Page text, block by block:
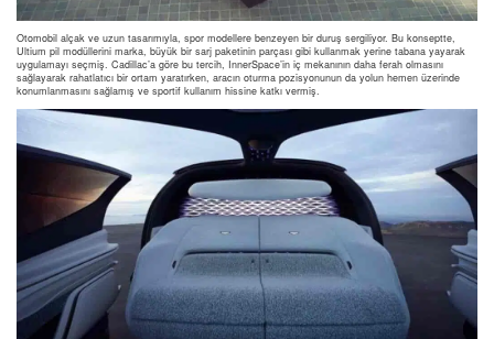
Otomobil alçak ve uzun tasarımıyla, spor modellere benzeyen bir duruş sergiliyor. Bu konseptte,
Ultium pil modüllerini marka, büyük bir sarj paketinin parçası gibi kullanmak yerine tabana yayarak
uygulamayı seçmiş. Cadillac’a göre bu tercih, InnerSpace’in iç mekanının daha ferah olmasını
sağlayarak rahatlatıcı bir ortam yaratırken, aracın oturma pozisyonunun da yolun hemen üzerinde
konumlanmasını sağlamış ve sportif kullanım hissine katkı vermiş.